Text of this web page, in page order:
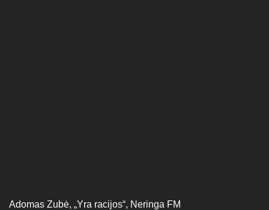
Adomas Zubė, „Yra racijos“, Neringa FM